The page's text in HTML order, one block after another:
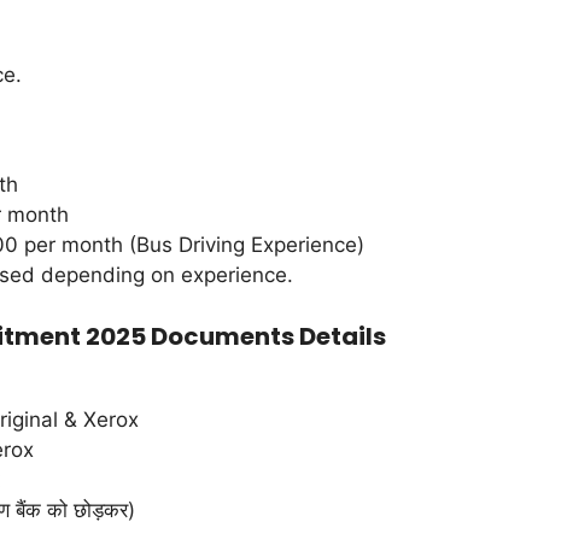
month
per month (Bus Driving Experience)
depending on experience.
2025 Documents Details
& Xerox
बैंक को छोड़कर)